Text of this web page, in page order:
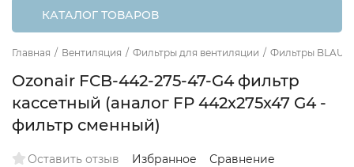
КАТАЛОГ ТОВАРОВ
Главная / Вентиляция / Фильтры для вентиляции / Фильтры
Ozonair FCB-442-275-47-G4 фильтр
кассетный (аналог FP 442х275х47 G4 -
фильтр сменный)
Оставить отзыв Избранное Сравнение